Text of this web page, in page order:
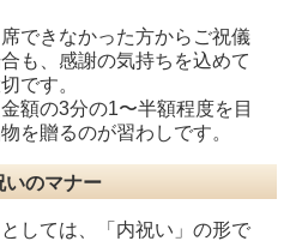
できなかった方からご祝儀
も、感謝の気持ちを込めて
です。
額の3分の1〜半額程度を目
を贈るのが習わしです。
いのマナー
しては、「内祝い」の形で